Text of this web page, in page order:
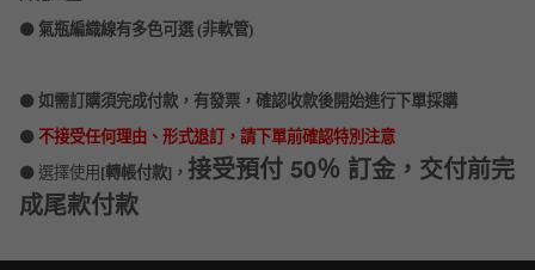
⚫️ 氣瓶編織線有多色可選 (非軟管)
⚫️ 如需訂購須完成付款，有發票，確認收款後開始進行下單採購
⚫️ 不接受任何理由、形式退訂，請下單前確認特別注意
⚫️ 選擇使用 [轉帳付款]， 接受預付 50％ 訂金，交付前完
成尾款付款